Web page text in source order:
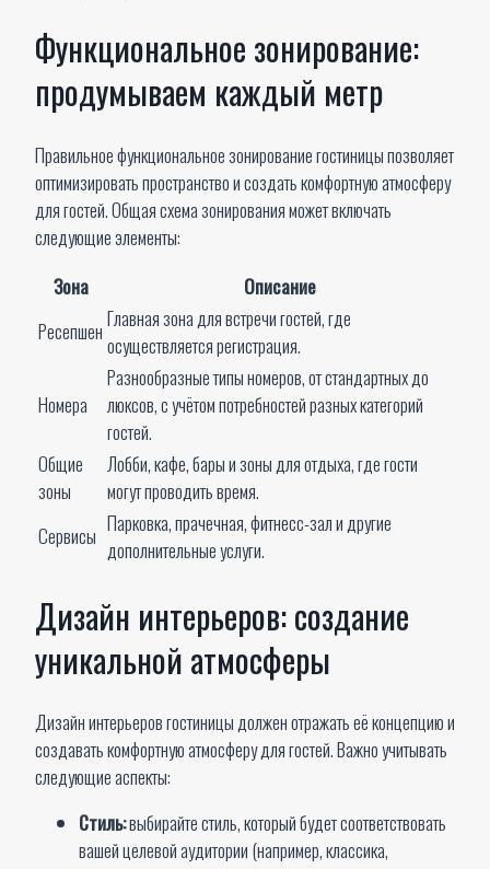
Функциональное зонирование:
продумываем каждый метр
Правильное функциональное зонирование гостиницы позволяет
оптимизировать пространство и создать комфортную атмосферу
для гостей. Общая схема зонирования может включать
следующие элементы:
Зона
Описание
Ресепшен Главная зона для встречи гостей, где
осуществляется регистрация.
Номера
Разнообразные типы номеров, от стандартных до
люксов, с учётом потребностей разных категорий
гостей.
Общие
зоны
Лобби, кафе, бары и зоны для отдыха, где гости
могут проводить время.
Сервисы Парковка, прачечная, фитнесс-зал и другие
дополнительные услуги.
Дизайн интерьеров: создание
уникальной атмосферы
Дизайн интерьеров гостиницы должен отражать её концепцию и
создавать комфортную атмосферу для гостей. Важно учитывать
следующие аспекты:
Стиль:выбирайте стиль, который будет соответствовать
вашей целевой аудитории (например, классика,